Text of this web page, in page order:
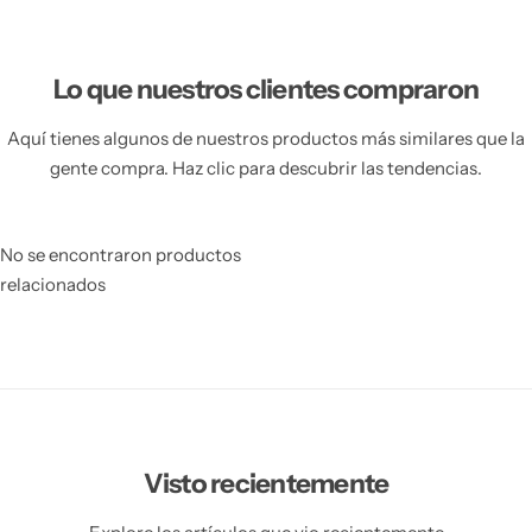
Lo que nuestros clientes compraron
Aquí tienes algunos de nuestros productos más similares que la
gente compra. Haz clic para descubrir las tendencias.
No se encontraron productos
relacionados
Visto recientemente